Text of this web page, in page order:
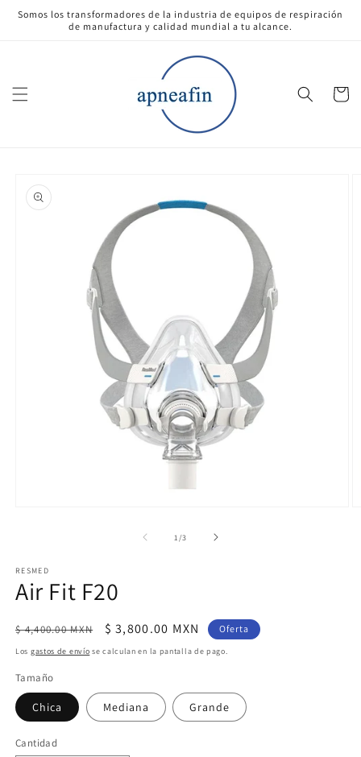
directamente
al contenido
Somos los transformadores de la industria de equipos de respiración
de manufactura y calidad mundial a tu alcance.
Carrito
a la
información
una
ventana
modal
1 /de
3
RESMED
Air Fit F20
Precio
habitual
$ 4,400.00 MXN
Precio
de
$ 3,800.00 MXN Oferta
Los gastos de envío se calculan en la pantalla de pago.
Tamaño
Chica Mediana Grande
Cantidad